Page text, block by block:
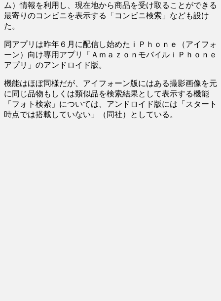
ム）情報を利用し、現在地から商品を受け取ることができる
最寄りのコンビニを表示する「コンビニ検索」なども設け
た。
同アプリは昨年６月に配信し始めたｉＰｈｏｎｅ（アイフォ
ーン）向け専用アプリ「ＡｍａｚｏｎモバイルｉＰｈｏｎｅ
アプリ」のアンドロイド版。
機能はほぼ同様だが、アイフォーン版にはある撮影画像を元
に同じ品物もしくは類似品を検索結果として表示する機能
「フォト検索」については、アンドロイド版には「スタート
時点では搭載していない」（同社）としている。